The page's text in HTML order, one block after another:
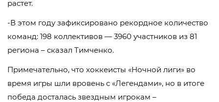
растет.
-В этом году зафиксировано рекордное количество
команд: 198 коллективов — 3960 участников из 81
региона – сказал Тимченко.
Примечательно, что хоккеисты «Ночной лиги» во
время игры шли вровень с «Легендами», но в итоге
победа досталась звездным игрокам –